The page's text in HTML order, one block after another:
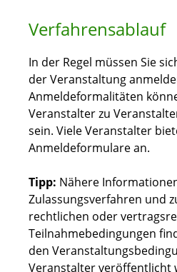
Verfahrensablauf
In der Regel müssen Sie
der Veranstaltung
Anmeldeformalitäten
Veranstalter zu
sein. Viele Veranstalter
Anmeldeformulare an.
Tipp: Nähere
Zulassungsverfahren und
rechtlichen oder
Teilnahmebedingungen
den
Veranstalter veröffentlicht